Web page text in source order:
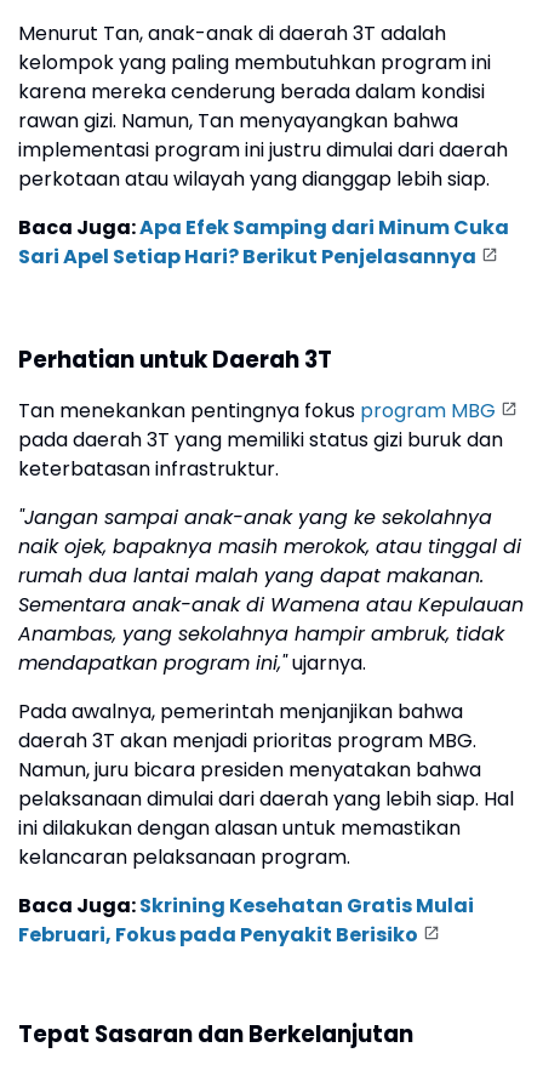
Menurut Tan, anak-anak di daerah 3T adalah
kelompok yang paling membutuhkan program ini
karena mereka cenderung berada dalam kondisi
rawan gizi. Namun, Tan menyayangkan bahwa
implementasi program ini justru dimulai dari daerah
perkotaan atau wilayah yang dianggap lebih siap.
Baca Juga:Apa Efek Samping dari Minum Cuka
Sari Apel Setiap Hari? Berikut Penjelasannya
Perhatian untuk Daerah 3T
Tan menekankan pentingnya fokus program MBG
pada daerah 3T yang memiliki status gizi buruk dan
keterbatasan infrastruktur.
"Jangan sampai anak-anak yang ke sekolahnya
naik ojek, bapaknya masih merokok, atau tinggal di
rumah dua lantai malah yang dapat makanan.
Sementara anak-anak di Wamena atau Kepulauan
Anambas, yang sekolahnya hampir ambruk, tidak
mendapatkan program ini,"ujarnya.
Pada awalnya, pemerintah menjanjikan bahwa
daerah 3T akan menjadi prioritas program MBG.
Namun, juru bicara presiden menyatakan bahwa
pelaksanaan dimulai dari daerah yang lebih siap. Hal
ini dilakukan dengan alasan untuk memastikan
kelancaran pelaksanaan program.
Baca Juga:Skrining Kesehatan Gratis Mulai
Februari, Fokus pada Penyakit Berisiko
Tepat Sasaran dan Berkelanjutan